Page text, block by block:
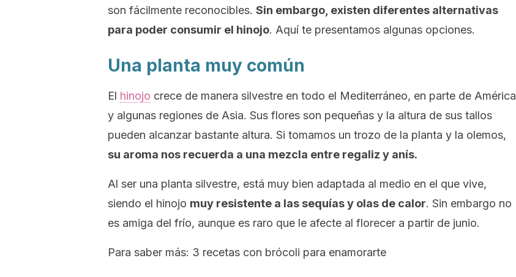
son fácilmente reconocibles. Sin embargo, existen diferentes alternativas
para poder consumir el hinojo. Aquí te presentamos algunas opciones.
Una planta muy común
El hinojo crece de manera silvestre en todo el Mediterráneo, en parte de América
y algunas regiones de Asia. Sus flores son pequeñas y la altura de sus tallos
pueden alcanzar bastante altura. Si tomamos un trozo de la planta y la olemos,
su aroma nos recuerda a una mezcla entre regaliz y anís.
Al ser una planta silvestre, está muy bien adaptada al medio en el que vive,
siendo el hinojo muy resistente a las sequías y olas de calor. Sin embargo no
es amiga del frío, aunque es raro que le afecte al florecer a partir de junio.
Para saber más: 3 recetas con brócoli para enamorarte